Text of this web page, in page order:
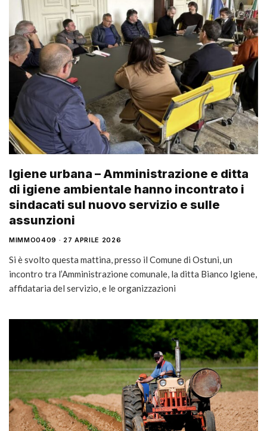
Igiene urbana – Amministrazione e ditta
di igiene ambientale hanno incontrato i
sindacati sul nuovo servizio e sulle
assunzioni
MIMMO0409 27 APRILE 2026
Si è svolto questa mattina, presso il Comune di Ostuni, un
incontro tra l’Amministrazione comunale, la ditta Bianco Igiene,
affidataria del servizio, e le organizzazioni